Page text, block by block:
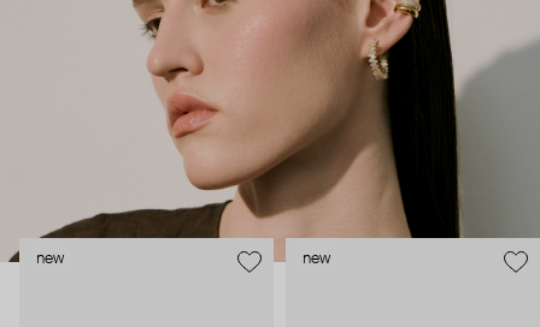
поехать на вечеринку сразу из офиса.
new new